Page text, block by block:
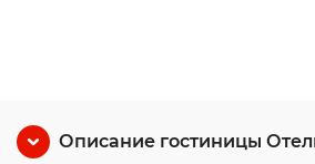
Описание гостиницы